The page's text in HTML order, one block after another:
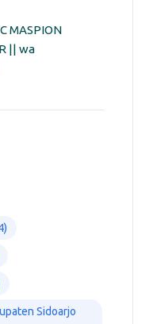
MASPION
|| wa
Sidoarjo